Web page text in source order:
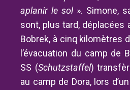
aplanir le sol ». Simone,
sont, plus tard, déplacées
Bobrek, à cinq kilomètres
l’évacuation du camp de
SS (Schutzstaffel)
au camp de Dora, lors